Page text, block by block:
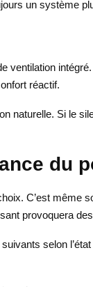
un système
réactif.
naturelle. Si le
du
C’est
provoquera
selon l’état